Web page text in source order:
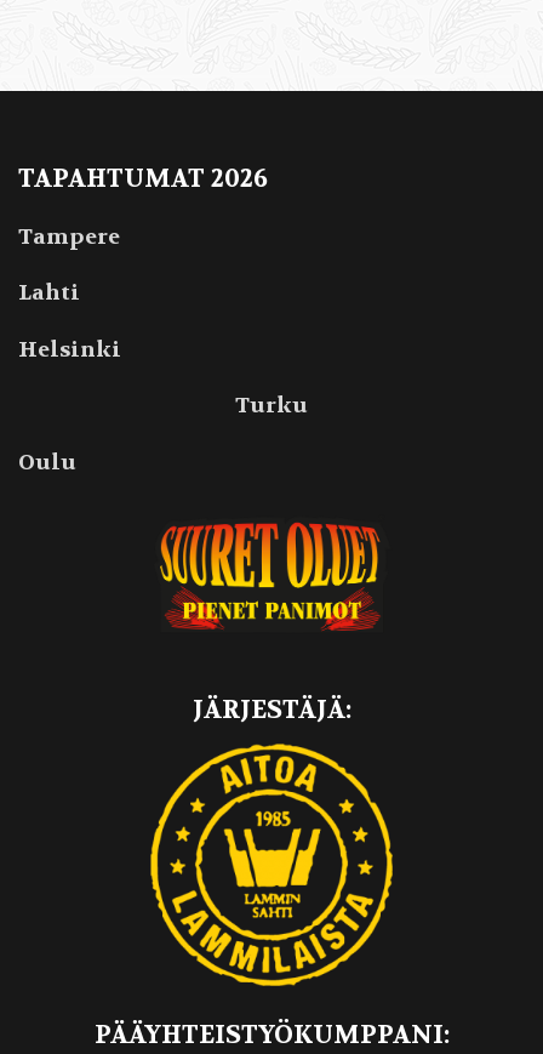
TAPAHTUMAT 2026
Tampere
Lahti
Helsinki
Turku
Oulu
JÄRJESTÄJÄ:
PÄÄYHTEISTYÖKUMPPANI: